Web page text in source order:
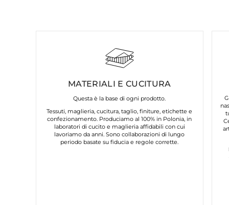
MATERIALI E CUCITURA
Questa è la base di ogni prodotto.
Tessuti, maglieria, cucitura, taglio, finiture, etichette e
confezionamento. Produciamo al 100% in Polonia, in
laboratori di cucito e maglieria affidabili con cui
lavoriamo da anni. Sono collaborazioni di lungo
periodo basate su fiducia e regole corrette.